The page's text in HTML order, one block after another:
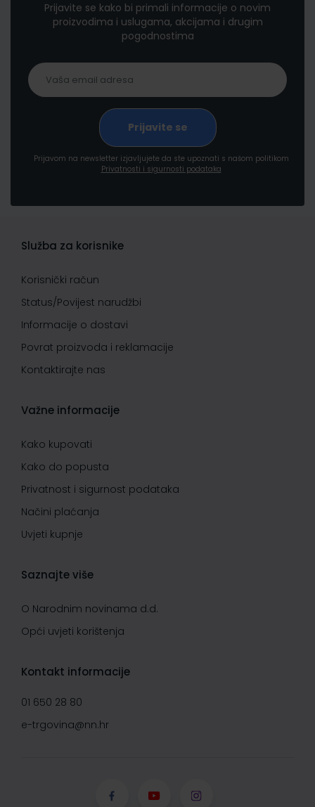
Prijavite se kako bi primali informacije o novim
proizvodima i uslugama, akcijama i drugim
pogodnostima
Prijavom na newsletter izjavljujete da ste upoznati s našom politikom
Privatnosti i sigurnosti podataka
Služba za korisnike
Korisnički račun
Status/Povijest narudžbi
Informacije o dostavi
Povrat proizvoda i reklamacije
Kontaktirajte nas
Važne informacije
Kako kupovati
Kako do popusta
Privatnost i sigurnost podataka
Načini plaćanja
Uvjeti kupnje
Saznajte više
O Narodnim novinama d.d.
Opći uvjeti korištenja
Kontakt informacije
01 650 28 80
e-trgovina@nn.hr